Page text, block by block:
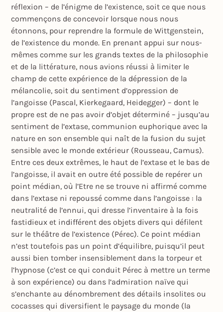
réflexion – de l’énigme de l’existence, soit ce que nous
commençons de concevoir lorsque nous nous
étonnons, pour reprendre la formule de Wittgenstein,
de l’existence du monde. En prenant appui sur nous-
mêmes comme sur les grands textes de la philosophie
et de la littérature, nous avions réussi à limiter le
champ de cette expérience de la dépression de la
mélancolie, soit du sentiment d’oppression de
l’angoisse (Pascal, Kierkegaard, Heidegger) – dont le
propre est de ne pas avoir d’objet déterminé – jusqu’au
sentiment de l’extase, communion euphorique avec la
nature en son ensemble qui naît de la fusion du sujet
sensible avec le monde extérieur (Rousseau, Camus).
Entre ces deux extrêmes, le haut de l’extase et le bas de
l’angoisse, il avait en outre été possible de repérer un
point médian, où l’Etre ne se trouve ni affirmé comme
dans l’extase ni repoussé comme dans l’angoisse : la
neutralité de l’ennui, qui dresse l’inventaire à la fois
fastidieux et indifférent des objets divers qui défilent
sur le théâtre de l’existence (Pérec). Ce point médian
n’est toutefois pas un point d’équilibre, puisqu’il peut
aussi bien tomber insensiblement dans la torpeur et
l’hypnose (c’est ce qui conduit Pérec à mettre un terme
à son expérience) ou dans l’admiration naïve qui
s’enchante au dénombrement des détails insolites ou
cocasses qui diversifient le paysage du monde (la